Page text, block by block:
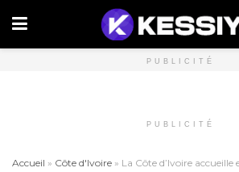
PUBLICITÉ
PUBLICITÉ
Accueil » Côte d'Ivoire » La Côte d’Ivoire